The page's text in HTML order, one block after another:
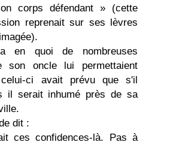
corps défendant » (cette
reprenait sur ses lèvres
en quoi de nombreuses
son oncle lui permettaient
ci avait prévu que s'il
il serait inhumé près de sa
dit :
ces confidences-là. Pas à